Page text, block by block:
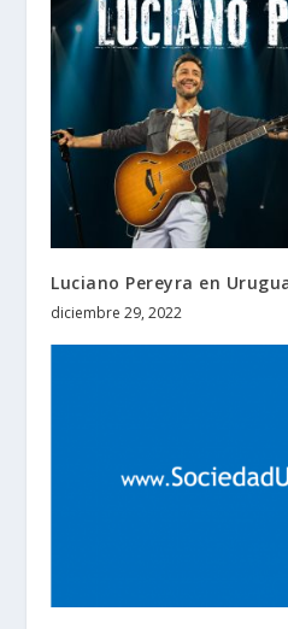
Luciano Pereyra en
diciembre 29, 2022